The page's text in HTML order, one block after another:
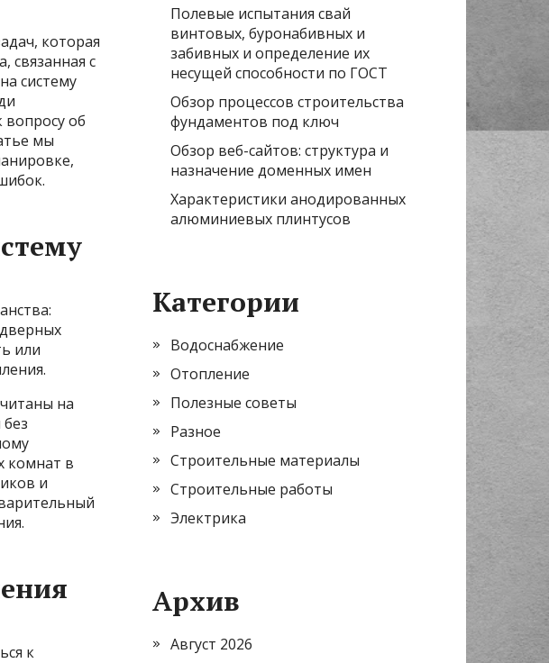
которая
связанная с
систему
об
мы
или
на
комнат в
и
к
Полевые испытания свай
винтовых, буронабивных и
забивных и определение их
несущей способности по ГОСТ
Обзор процессов строительства
фундаментов под ключ
Обзор веб-сайтов: структура и
назначение доменных имен
Характеристики анодированных
алюминиевых плинтусов
Категории
Водоснабжение
Отопление
Полезные советы
Разное
Строительные материалы
Строительные работы
Электрика
Архив
Август 2026